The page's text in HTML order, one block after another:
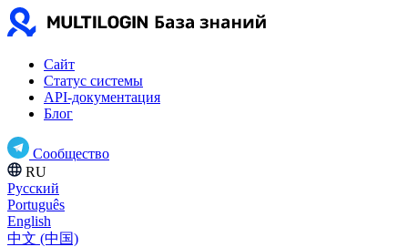
Сайт
Статус системы
API-документация
Блог
Сообщество
RU
Русский
Português
English
中文 (中国)